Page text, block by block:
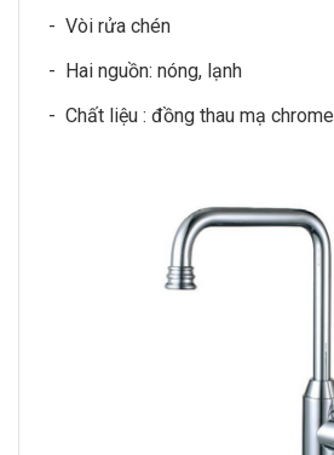
- Vòi rửa chén
- Hai nguồn: nóng, lạnh
- Chất liệu : đồng thau mạ chrome